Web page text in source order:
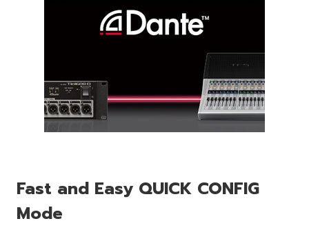
Fast and Easy QUICK CONFIG
Mode